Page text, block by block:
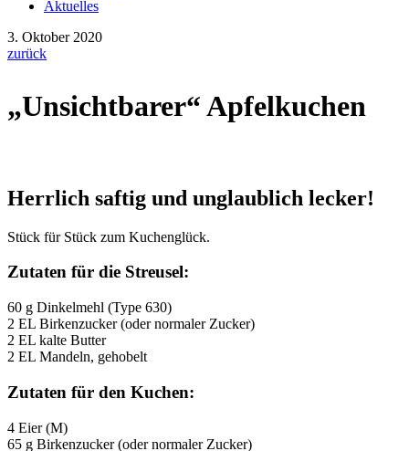
Aktuelles
3. Oktober 2020
zurück
„Unsichtbarer“ Apfelkuchen
Herrlich saftig und unglaublich lecker!
Stück für Stück zum Kuchenglück.
Zutaten für die Streusel:
60 g Dinkelmehl (Type 630)
2 EL Birkenzucker (oder normaler Zucker)
2 EL kalte Butter
2 EL Mandeln, gehobelt
Zutaten für den Kuchen:
4 Eier (M)
65 g Birkenzucker (oder normaler Zucker)